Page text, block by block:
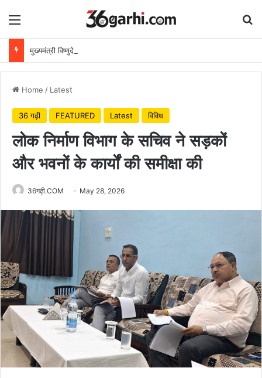
Menu
Home / Latest
36 गढ़ी FEATURED Latest विविध
लोक निर्माण विभाग के सचिव ने सड़कों
और भवनों के कार्यों की समीक्षा की
36गढ़ी.COM May 28, 2026